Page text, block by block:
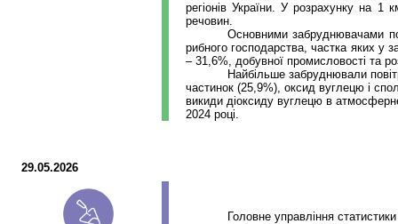
регіонів України. У розрахунку на 1
речовин.
Основними забруднювачами
рибного господарства, частка яких у
– 31,6%, добувної промисловості та
Найбільше забруднювали
частинок (25,9%), оксид вуглецю і
викиди діоксиду вуглецю в
2024 році.
29.05.2026
Головне управління